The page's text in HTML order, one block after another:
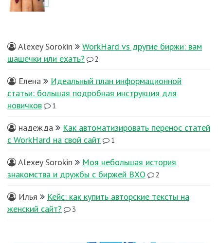
Alexey Sorokin
WorkHard vs другие биржи: вам
шашечки или ехать?
2
Елена
Идеальный план информационной
статьи: большая подробная инструкция для
новичков
1
надежда
Как автоматизировать перенос статей
с WorkHard на свой сайт
1
Alexey Sorokin
Моя небольшая история
знакомства и дружбы с биржей ВХО
2
Илья
Кейс: как купить авторские тексты на
женский сайт?
3